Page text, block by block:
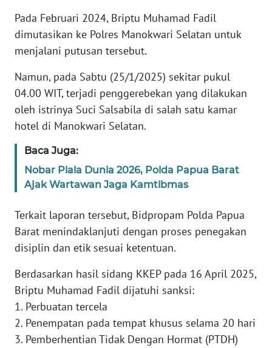
Pada Februari 2024, Briptu Muhamad Fadil
dimutasikan ke Polres Manokwari Selatan untuk
menjalani putusan tersebut.
Namun, pada Sabtu (25/1/2025) sekitar pukul
04.00 WIT, terjadi penggerebekan yang dilakukan
oleh istrinya Suci Salsabila di salah satu kamar
hotel di Manokwari Selatan.
Baca Juga:
Nobar Piala Dunia 2026, Polda Papua Barat
Ajak Wartawan Jaga Kamtibmas
Terkait laporan tersebut, Bidpropam Polda Papua
Barat menindaklanjuti dengan proses penegakan
disiplin dan etik sesuai ketentuan.
Berdasarkan hasil sidang KKEP pada 16 April 2025,
Briptu Muhamad Fadil dijatuhi sanksi:
1. Perbuatan tercela
2. Penempatan pada tempat khusus selama 20 hari
3. Pemberhentian Tidak Dengan Hormat (PTDH)
WN
BANTEN
WN
NTT
WN
WN
PAPUA
WN
PAPUA
BARAT
WN
RIAU
WN
SERAMBI